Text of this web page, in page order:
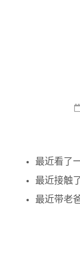
最近看了
最近接触
最近带老